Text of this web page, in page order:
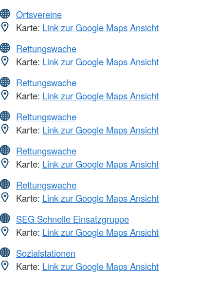
Ortsvereine
Karte: Link zur Google Maps Ansicht
Rettungswache
Karte: Link zur Google Maps Ansicht
Rettungswache
Karte: Link zur Google Maps Ansicht
Rettungswache
Karte: Link zur Google Maps Ansicht
Rettungswache
Karte: Link zur Google Maps Ansicht
Rettungswache
Karte: Link zur Google Maps Ansicht
SEG Schnelle Einsatzgruppe
Karte: Link zur Google Maps Ansicht
Sozialstationen
Karte: Link zur Google Maps Ansicht